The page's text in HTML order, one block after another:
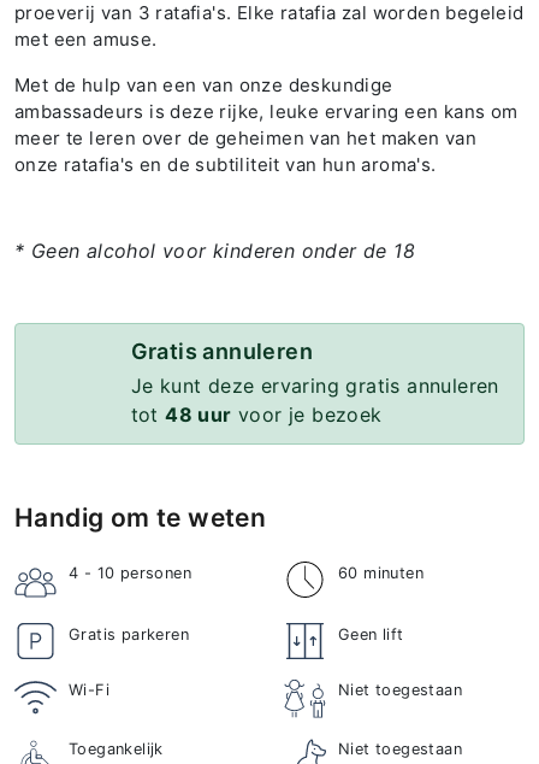
proeverij van 3 ratafia's. Elke ratafia zal worden begeleid
met een amuse.
Met de hulp van een van onze deskundige
ambassadeurs is deze rijke, leuke ervaring een kans om
meer te leren over de geheimen van het maken van
onze ratafia's en de subtiliteit van hun aroma's.
* Geen alcohol voor kinderen onder de 18
Gratis annuleren
Je kunt deze ervaring gratis annuleren
tot48 uur voor je bezoek
Handig om te weten
4 - 10 personen 60 minuten
Gratis parkeren Geen lift
Wi-Fi Niet toegestaan
Toegankelijk Niet toegestaan